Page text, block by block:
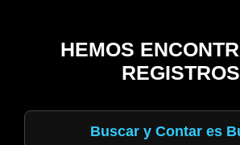
HEMOS
REGISTROS
Buscar y Contar es